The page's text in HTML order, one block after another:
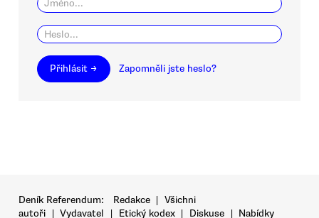
Přihlásit → Zapomněli jste heslo?
Deník Referendum: Redakce | Všichni
autoři | Vydavatel | Etický kodex | Diskuse | Nabídky